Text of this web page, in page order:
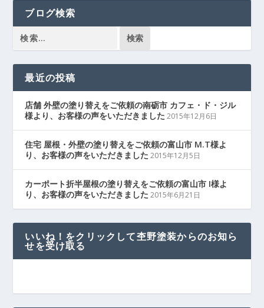
ブログ検索
最近の投稿
店舗 外壁の塗り替えをご依頼の南砺市 カフェ・ド・ジル
様より、お客様の声をいただきました 2015年12月6日
住宅 屋根・外壁の塗り替えをご依頼の富山市 M.T様よ
り、お客様の声をいただきました 2015年12月5日
カーポート折半屋根の塗り替えをご依頼の富山市 I様よ
り、お客様の声をいただきました 2015年6月21日
いいね！をクリックして杢野塗装からのお知ら
せを受け取る